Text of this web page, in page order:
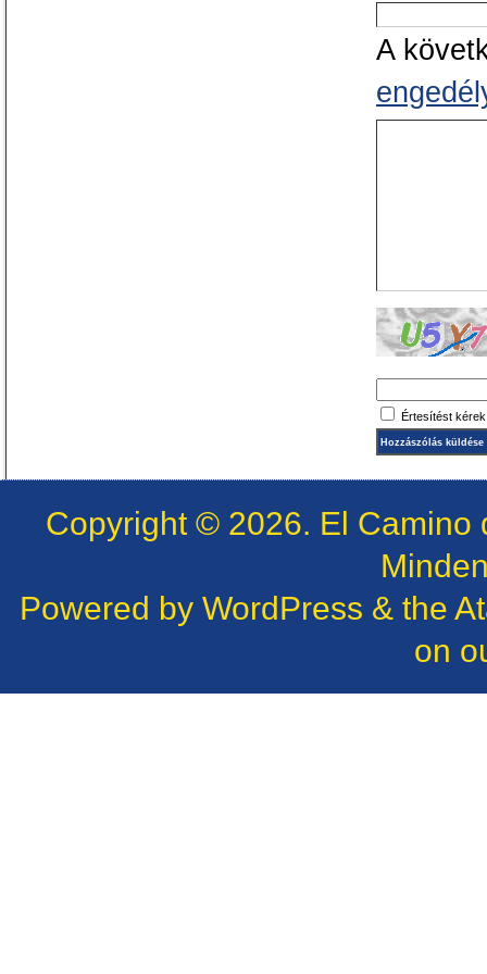
A
Értesítést
Copyright © 2026. El Camino
Powered by WordPress & the
on